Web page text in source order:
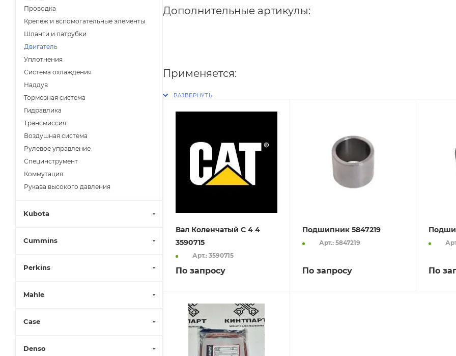
Дополнительные артикулы:
Применяется:
Вал Коленчатый C 4 4
3590715
Арт.: 3590715
По запросу
Подшипник 5847219
Арт.: 5847219
По запросу По
Проводка
Крепеж и вспомогательные элементы
Шланги и патрубки
Двигатель
Уплотнения
Система охлаждения
Наддув
Тормозная система
Гидравлика
Трансмиссия
Воздушная система
Рулевое управление
Специнструмент
Коммутация
Рукава высокого давления
Kubota
Cummins
Perkins
Mahle
Case
Denso